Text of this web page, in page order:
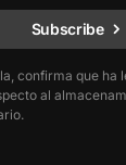
Subscribe
confirma que ha
al